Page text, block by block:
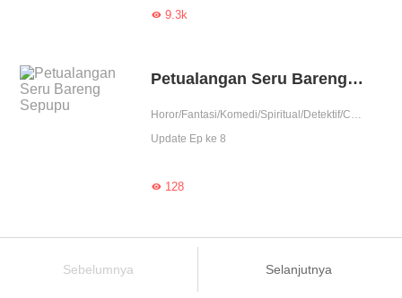
9.3k
Petualangan Seru Bareng Sepupu
Horor/Fantasi/Komedi/Spiritual/Detektif/Contributor/Indigo
Update Ep ke 8
128
Sebelumnya Selanjutnya